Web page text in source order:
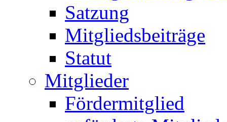
Satzung
Mitgliedsbeiträge
Statut
Mitglieder
Fördermitglied